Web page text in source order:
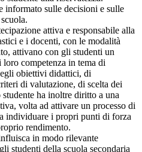
informato sulle decisioni e sulle
attiva e responsabile alla
e i docenti, con le modalità
attivano con gli studenti un
competenza in tema di
obiettivi didattici, di
di valutazione, di scelta dei
ha inoltre diritto a una
volta ad attivare un processo di
individuare i propri punti di forza
rendimento.
in modo rilevante
studenti della scuola secondaria